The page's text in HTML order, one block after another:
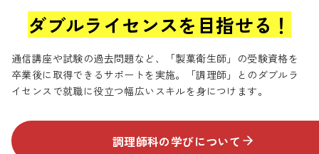
ダブルライセンスを目指せる！
通信講座や試験の過去問題など、「製菓衛生師」の受験資格を
卒業後に取得できるサポートを実施。「調理師」とのダブルラ
イセンスで就職に役立つ幅広いスキルを身につけます。
調理師科の学びについて